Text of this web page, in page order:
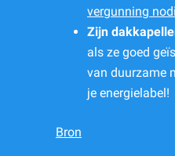
vergunning
Zijn
als ze goed
van duurzame
je energielabel!
Bron